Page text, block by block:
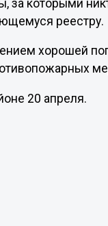
за которыми
реестру.
хорошей
20 апреля.